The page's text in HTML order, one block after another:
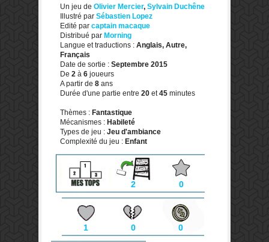
Un jeu de Olivier Mercier, Sylvain Duchêne
Illustré par Sébastien Lopez
Edité par captain macaque
Distribué par Morning
Langue et traductions : Anglais, Autre,
Français
Date de sortie : Septembre 2015
De 2 à 6 joueurs
A partir de 8 ans
Durée d'une partie entre 20 et45 minutes
Thèmes : Fantastique
Mécanismes : Habileté
Types de jeu : Jeu d'ambiance
Complexité du jeu : Enfant
2 0
1 0 0